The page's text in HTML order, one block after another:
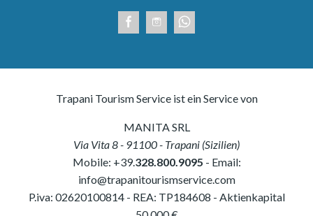
Trapani Tourism Service ist ein Service von
MANITA SRL
Via Vita 8- 91100- Trapani (Sizilien)
Mobile: +39.328.800.9095 - Email:
info@trapanitourismservice.com
P.iva: 02620100814- REA: TP184608 - Aktienkapital